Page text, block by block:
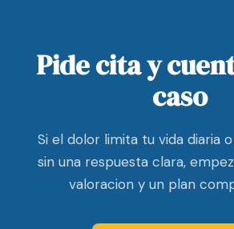
Pide cita y
caso
Si el dolor limita tu vida diaria
sin una respuesta clara,
valoracion y un plan